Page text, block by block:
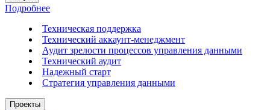
Подробнее
Техническая поддержка
Технический аккаунт-менеджмент
Аудит зрелости процессов управления данными
Технический аудит
Надежный старт
Стратегия управления данными
Проекты